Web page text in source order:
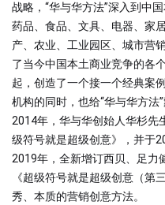
战略，“华与华方法”深入到中
药品、食品、文具、电器、家
产、农业、工业园区、城市营
了当今中国本土商业竞争的各
起，创造了一个接一个经典案
机构的同时，也给“华与华方法
2014年，华与华创始人华杉先
级符号就是超级创意》，并于
2019年，全新增订西贝、足力
《超级符号就是超级创意（第
秀、本质的营销创意方法。